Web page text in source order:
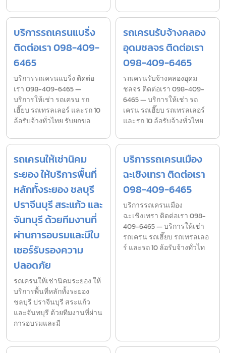
บริการรถเครนแบริ่ง
ติดต่อเรา 098-409-
6465
บริการรถเครนแบริ่ง ติดต่อ
เรา 098-409-6465 —
บริการให้เช่า รถเครน รถ
เฮี๊ยบ รถเทรลเลอร์ และรถ 10
ล้อรับจ้างทั่วไทย รับยกขอ
รถเครนรับจ้างคลอง
อุดมชลจร ติดต่อเรา
098-409-6465
รถเครนรับจ้างคลองอุดม
ชลจร ติดต่อเรา 098-409-
6465 — บริการให้เช่า รถ
เครน รถเฮี๊ยบ รถเทรลเลอร์
และรถ 10 ล้อรับจ้างทั่วไทย
รถเครนให้เช่านิคม
ระยอง ให้บริการพื้นที่
หลักทั้งระยอง ชลบุรี
ปราจีนบุรี สระแก้ว และ
จันทบุรี ด้วยทีมงานที่
ผ่านการอบรมและมีใบ
เซอร์รับรองความ
ปลอดภัย
รถเครนให้เช่านิคมระยอง ให้
บริการพื้นที่หลักทั้งระยอง
ชลบุรี ปราจีนบุรี สระแก้ว
และจันทบุรี ด้วยทีมงานที่ผ่าน
การอบรมและมี
บริการรถเครนเมือง
ฉะเชิงเทรา ติดต่อเรา
098-409-6465
บริการรถเครนเมือง
ฉะเชิงเทรา ติดต่อเรา 098-
409-6465 — บริการให้เช่า
รถเครน รถเฮี๊ยบ รถเทรลเลอ
ร์ และรถ 10 ล้อรับจ้างทั่วไท